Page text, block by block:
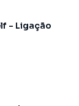
- Ligação